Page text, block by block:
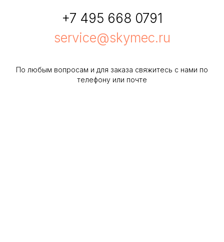
+7 495 668 0791
service@skymec.ru
По любым вопросам и для заказа свяжитесь с нами по
телефону или почте